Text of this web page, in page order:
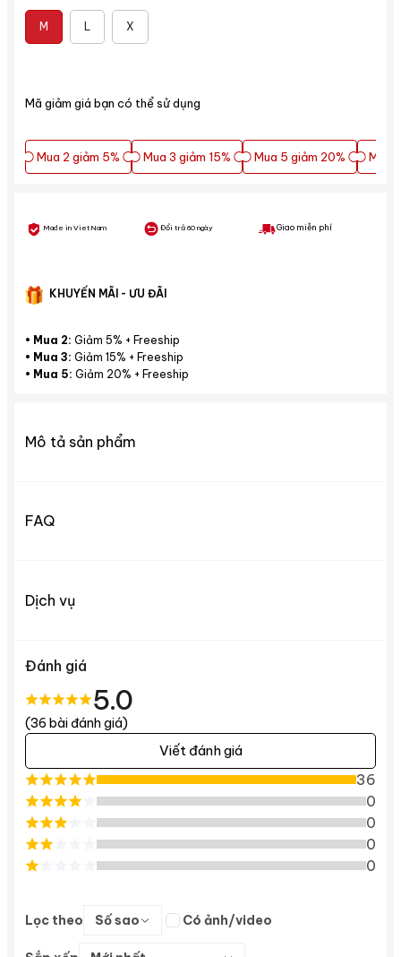
Mã giảm giá bạn có thể sử dụng
Mua 2 giảm 5%
Mua 2 giảm 5% Mua 3 giảm 15%
Mua 3 giảm 15% Mua 5 giảm 20%
Mua 5 giảm 20% Mua
Mua
M L X
Made in VietNam Đổi trả 60 ngày Giao miễn phí
KHUYẾN MÃI - ƯU ĐÃI
• Mua 2: Giảm 5% + Freeship
• Mua 3: Giảm 15% + Freeship
• Mua 5: Giảm 20% + Freeship
Mô tả sản phẩm
FAQ
Đánh giá
5.0
(36 bài đánh giá)
Viết đánh giá
36
0
0
0
0
Lọc theo Số sao Có ảnh/video
Dịch vụ